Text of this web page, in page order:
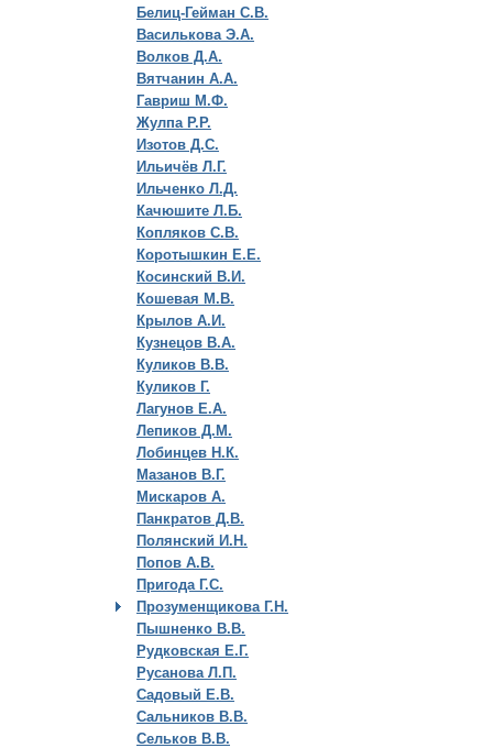
Белиц-Гейман С.В.
Василькова Э.А.
Волков Д.А.
Вятчанин А.А.
Гавриш М.Ф.
Жулпа Р.Р.
Изотов Д.С.
Ильичёв Л.Г.
Ильченко Л.Д.
Качюшите Л.Б.
Копляков С.В.
Коротышкин Е.Е.
Косинский В.И.
Кошевая М.В.
Крылов А.И.
Кузнецов В.А.
Куликов В.В.
Куликов Г.
Лагунов Е.А.
Лепиков Д.М.
Лобинцев Н.К.
Мазанов В.Г.
Мискаров А.
Панкратов Д.В.
Полянский И.Н.
Попов А.В.
Пригода Г.С.
Прозуменщикова Г.Н.
Пышненко В.В.
Рудковская Е.Г.
Русанова Л.П.
Садовый Е.В.
Сальников В.В.
Сельков В.В.